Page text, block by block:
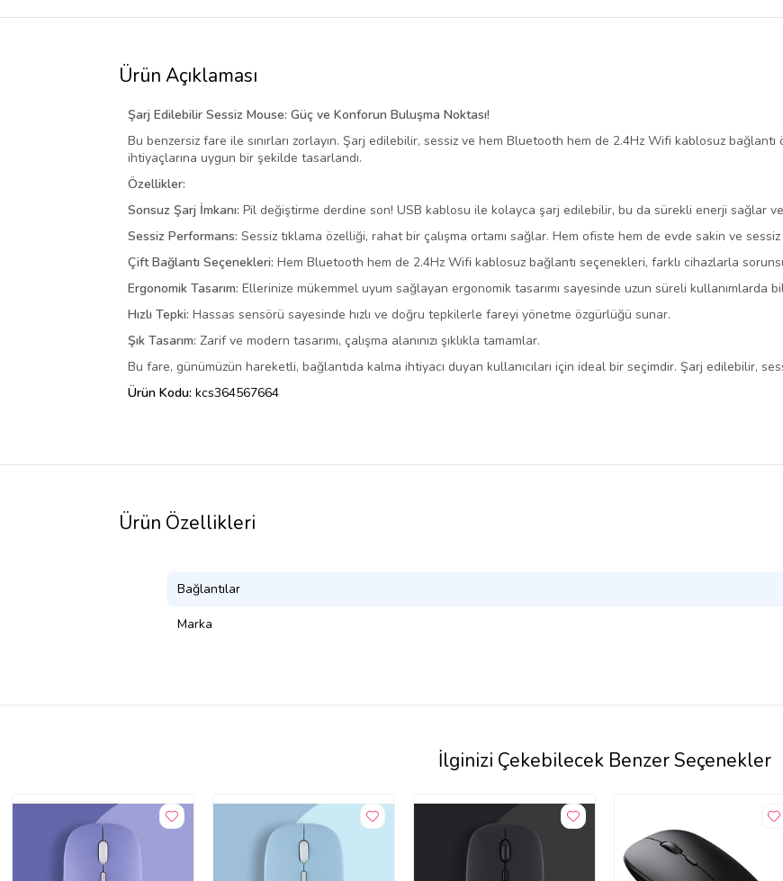
Ürün Açıklaması
Şarj Edilebilir Sessiz Mouse: Güç ve Konforun Buluşma Noktası!
Bu benzersiz fare ile sınırları zorlayın. Şarj edilebilir, sessiz ve hem Bluetooth hem de 2.4Hz Wifi kablosuz
ihtiyaçlarına uygun bir şekilde tasarlandı.
Özellikler:
Sonsuz Şarj İmkanı: Pil değiştirme derdine son! USB kablosu ile kolayca şarj edilebilir, bu da sürekli enerji sağlar ve
Sessiz Performans: Sessiz tıklama özelliği, rahat bir çalışma ortamı sağlar. Hem ofiste hem de evde sakin ve
Çift Bağlantı Seçenekleri: Hem Bluetooth hem de 2.4Hz Wifi kablosuz bağlantı seçenekleri, farklı cihazlarla
Ergonomik Tasarım: Ellerinize mükemmel uyum sağlayan ergonomik tasarımı sayesinde uzun süreli kullanımlarda
Hızlı Tepki: Hassas sensörü sayesinde hızlı ve doğru tepkilerle fareyi yönetme özgürlüğü sunar.
Şık Tasarım: Zarif ve modern tasarımı, çalışma alanınızı şıklıkla tamamlar.
Bu fare, günümüzün hareketli, bağlantıda kalma ihtiyacı duyan kullanıcıları için ideal bir seçimdir. Şarj edilebilir,
Ürün Kodu: kcs364567664
Ürün Özellikleri
Bağlantılar
Marka
İlginizi Çekebilecek Benzer Seçenekler